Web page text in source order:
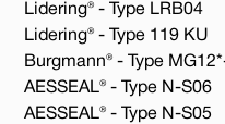
Lidering® - Type LRB04
Lidering® - Type 119 KU
Burgmann® - Type
AESSEAL® - Type N-S06
AESSEAL® - Type N-S05